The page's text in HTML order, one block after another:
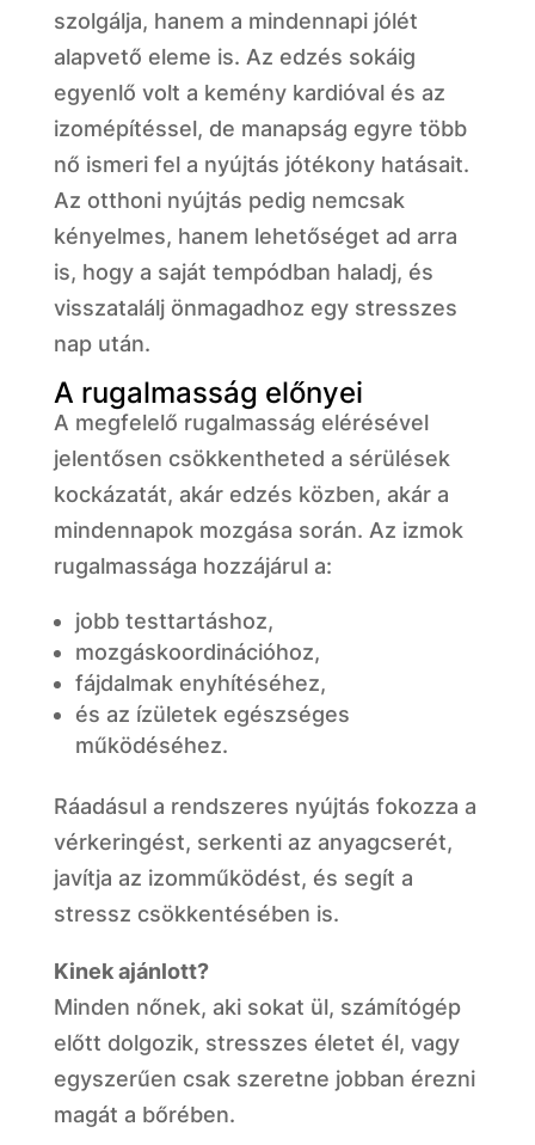
szolgálja, hanem a mindennapi jólét
alapvető eleme is. Az edzés sokáig
egyenlő volt a kemény kardióval és az
izomépítéssel, de manapság egyre több
nő ismeri fel a nyújtás jótékony hatásait.
Az otthoni nyújtás pedig nemcsak
kényelmes, hanem lehetőséget ad arra
is, hogy a saját tempódban haladj, és
visszatalálj önmagadhoz egy stresszes
nap után.
A rugalmasság előnyei
A megfelelő rugalmasság elérésével
jelentősen csökkentheted a sérülések
kockázatát, akár edzés közben, akár a
mindennapok mozgása során. Az izmok
rugalmassága hozzájárul a:
jobb testtartáshoz,
mozgáskoordinációhoz,
fájdalmak enyhítéséhez,
és az ízületek egészséges
működéséhez.
Ráadásul a rendszeres nyújtás fokozza a
vérkeringést, serkenti az anyagcserét,
javítja az izomműködést, és segít a
stressz csökkentésében is.
Kinek ajánlott?
Minden nőnek, aki sokat ül, számítógép
előtt dolgozik, stresszes életet él, vagy
egyszerűen csak szeretne jobban érezni
magát a bőrében.